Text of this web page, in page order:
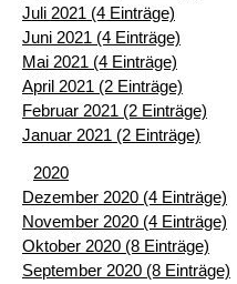
Juli 2021 (4 Einträge)
Juni 2021 (4 Einträge)
Mai 2021 (4 Einträge)
April 2021 (2 Einträge)
Februar 2021 (2 Einträge)
Januar 2021 (2 Einträge)
2020
Dezember 2020 (4 Einträge)
November 2020 (4 Einträge)
Oktober 2020 (8 Einträge)
September 2020 (8 Einträge)